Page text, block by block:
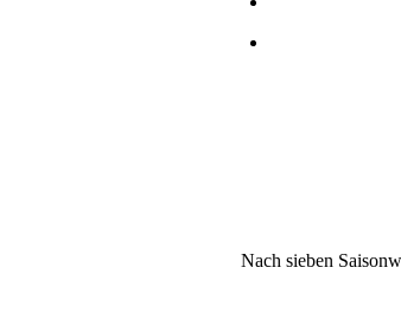
Nach sieben